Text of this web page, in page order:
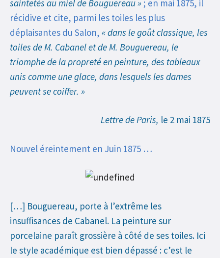
saintetés au miel de Bouguereau » ; en mai 1875, il
récidive et cite, parmi les toiles les plus
déplaisantes du Salon, « dans le goût classique, les
toiles de M. Cabanel et de M. Bouguereau, le
triomphe de la propreté en peinture, des tableaux
unis comme une glace, dans lesquels les dames
peuvent se coiffer. »
Lettre de Paris, le 2 mai 1875
Nouvel éreintement en Juin 1875 …
[…] Bouguereau, porte à l’extrême les
insuffisances de Cabanel. La peinture sur
porcelaine paraît grossière à côté de ses toiles. Ici
le style académique est bien dépassé : c’est le